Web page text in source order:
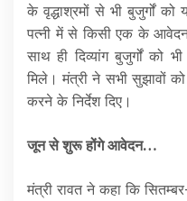
के वृद्धाश्रमों से भी बुजुर्गों
पत्नी में से किसी एक के आवेदन
साथ ही दिव्यांग बुजुर्गों को
मिले। मंत्री ने सभी सुझावों को
करने के निर्देश दिए।
जून से शुरू होंगे आवेदन…
मंत्री रावत ने कहा कि